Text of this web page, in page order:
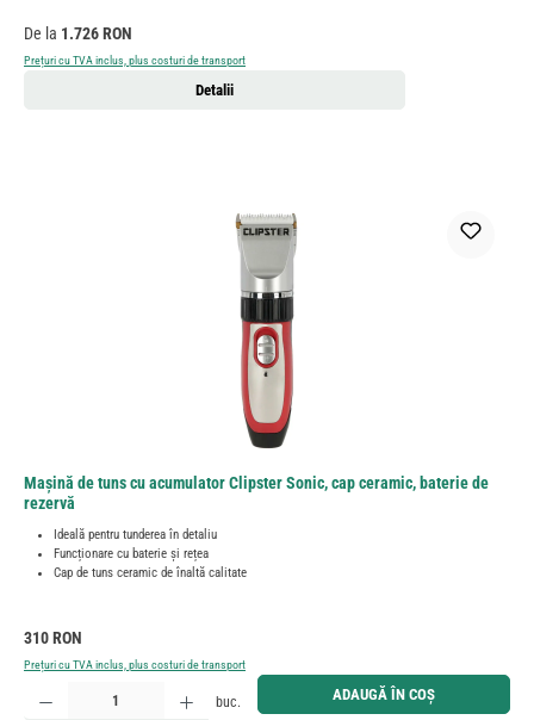
Preț obișnuit:
De la 1.726 RON
Prețuri cu TVA inclus, plus costuri de transport
Detalii
Mașină de tuns cu acumulator Clipster Sonic, cap ceramic, baterie de
rezervă
Ideală pentru tunderea în detaliu
Funcționare cu baterie și rețea
Cap de tuns ceramic de înaltă calitate
Preț obișnuit:
310 RON
Prețuri cu TVA inclus, plus costuri de transport
Cantitate produs: Introduceți cantitatea dorită sau utilizați butoanele pentru a mări sau micșora
buc. ADAUGĂ ÎN COȘ